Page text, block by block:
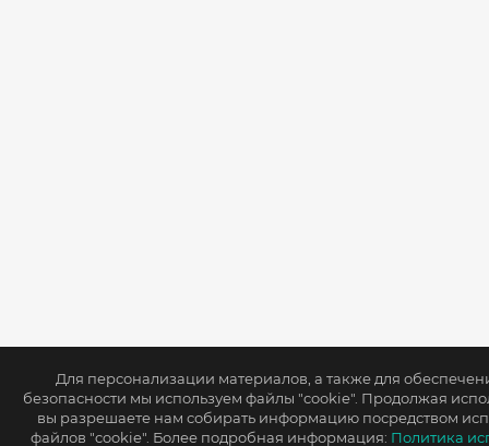
Для персонализации материалов, а также для
безопасности мы используем файлы "cookie". Продолжая
вы разрешаете нам собирать информацию посредством
файлов "cookie". Более подробная информация: Политика